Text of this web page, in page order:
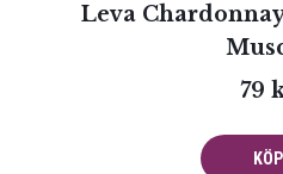
Leva
79
KÖP